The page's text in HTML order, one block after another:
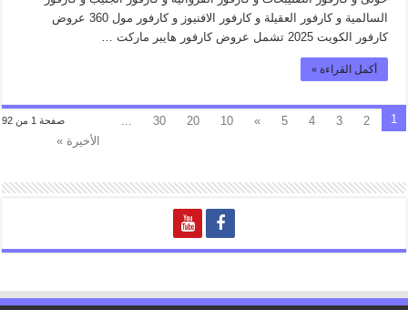
السالمية و كارفور العقيلة و كارفور الافنيوز و كارفور مول 360 عروض
كارفور الكويت 2025 تشمل عروض كارفور هايبر ماركت …
أكمل القراءة »
صفحة 1 من 92 1
2
3
4
5
»
10
20
30
الأخيرة »